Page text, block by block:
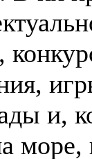
и,
море,